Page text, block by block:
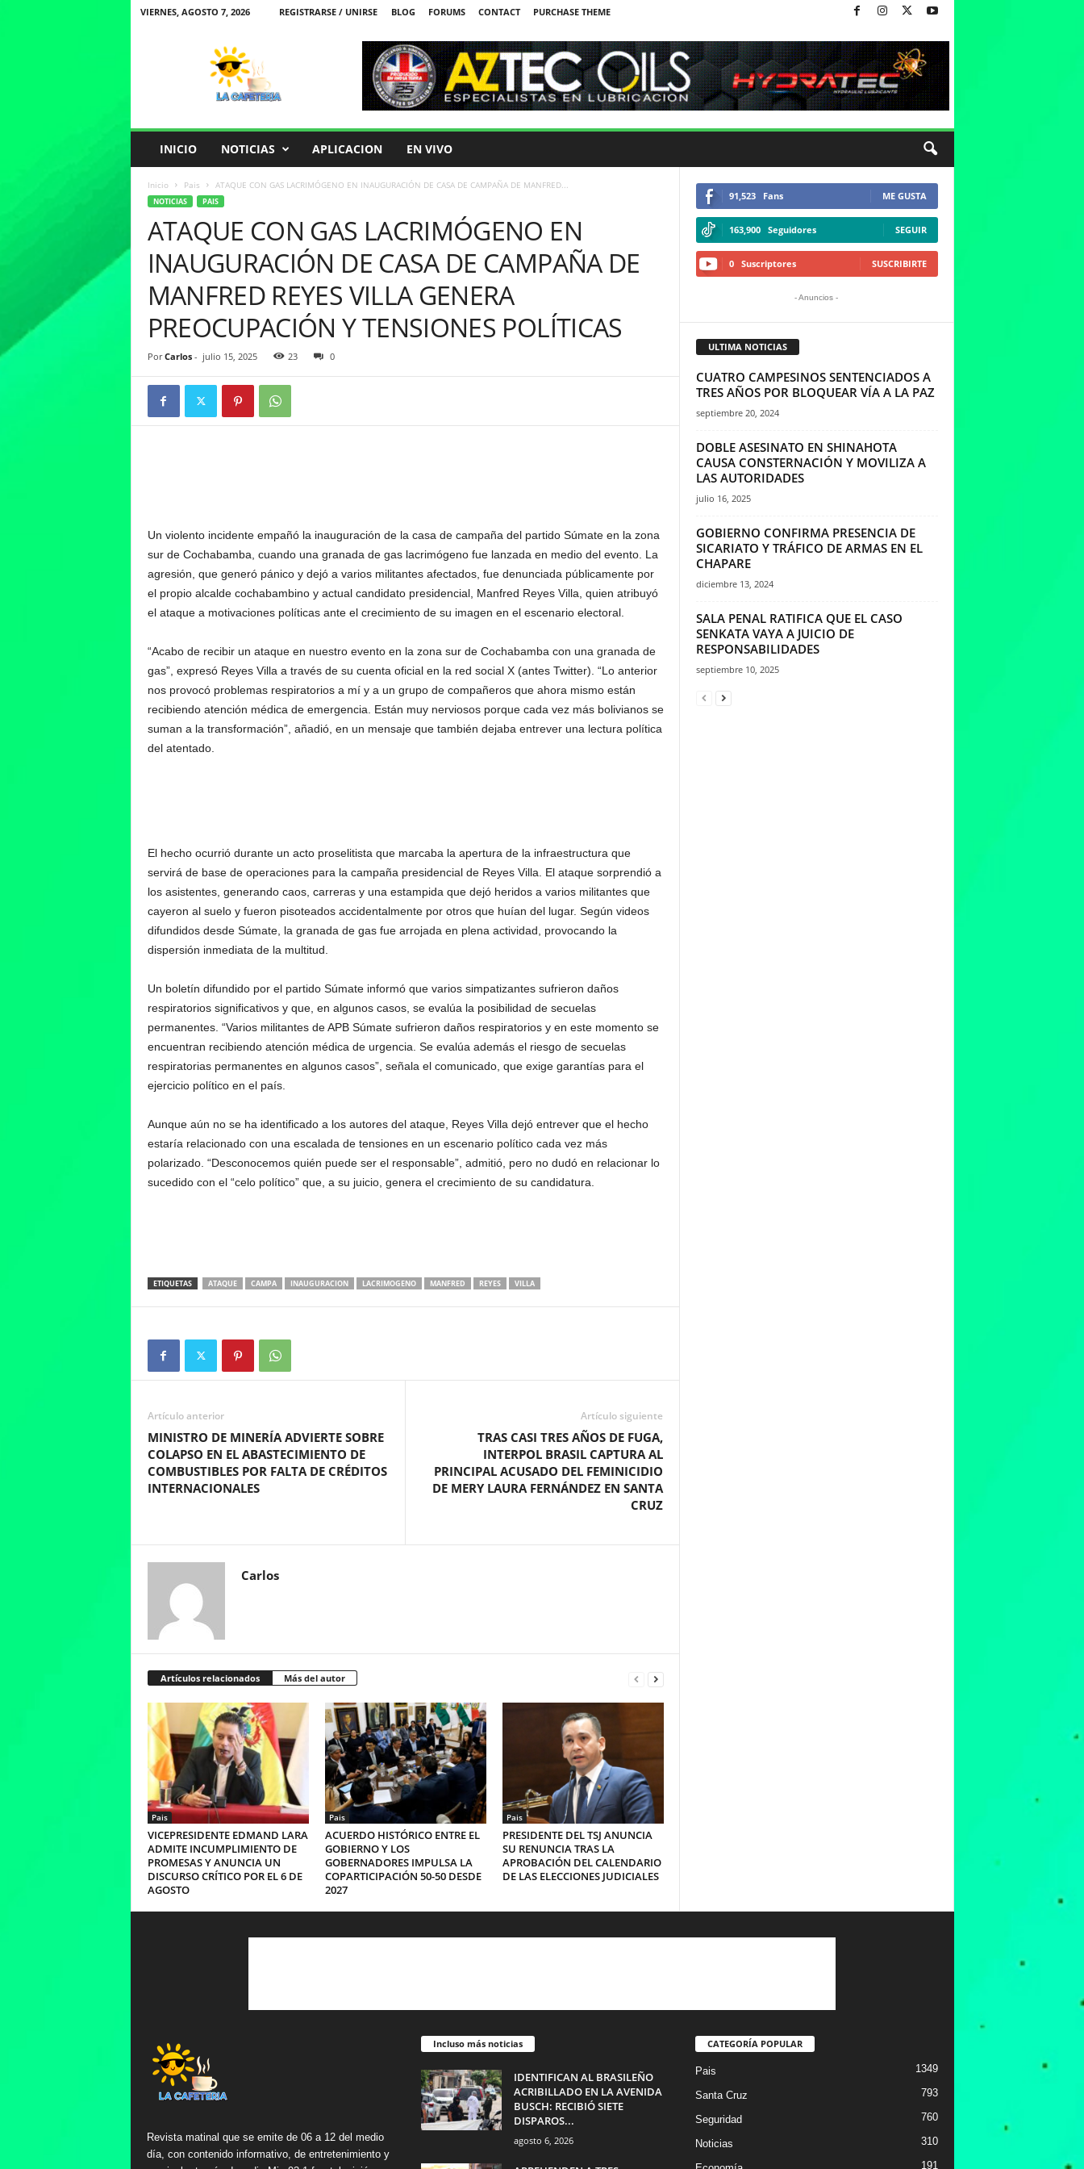
VIERNES, AGOSTO 7, 2026 REGISTRARSE / UNIRSE BLOG FORUMS CONTACT PURCHASE THEME
INICIO NOTICIAS APLICACION EN VIVO
Inicio Pais ATAQUE CON GAS LACRIMÓGENO EN INAUGURACIÓN DE CASA DE CAMPAÑA DE MANFRED...
NOTICIAS PAIS
ATAQUE CON GAS LACRIMÓGENO EN
INAUGURACIÓN DE CASA DE CAMPAÑA DE
MANFRED REYES VILLA GENERA
PREOCUPACIÓN Y TENSIONES POLÍTICAS
Por Carlos- julio 15, 2025 23 0
Un violento incidente empañó la inauguración de la casa de campaña del partido Súmate en la zona
sur de Cochabamba, cuando una granada de gas lacrimógeno fue lanzada en medio del evento. La
agresión, que generó pánico y dejó a varios militantes afectados, fue denunciada públicamente por
el propio alcalde cochabambino y actual candidato presidencial, Manfred Reyes Villa, quien atribuyó
el ataque a motivaciones políticas ante el crecimiento de su imagen en el escenario electoral.
“Acabo de recibir un ataque en nuestro evento en la zona sur de Cochabamba con una granada de
gas”, expresó Reyes Villa a través de su cuenta oficial en la red social X (antes Twitter). “Lo anterior
nos provocó problemas respiratorios a mí y a un grupo de compañeros que ahora mismo están
recibiendo atención médica de emergencia. Están muy nerviosos porque cada vez más bolivianos se
suman a la transformación”, añadió, en un mensaje que también dejaba entrever una lectura política
del atentado.
El hecho ocurrió durante un acto proselitista que marcaba la apertura de la infraestructura que
servirá de base de operaciones para la campaña presidencial de Reyes Villa. El ataque sorprendió a
los asistentes, generando caos, carreras y una estampida que dejó heridos a varios militantes que
cayeron al suelo y fueron pisoteados accidentalmente por otros que huían del lugar. Según videos
difundidos desde Súmate, la granada de gas fue arrojada en plena actividad, provocando la
dispersión inmediata de la multitud.
Un boletín difundido por el partido Súmate informó que varios simpatizantes sufrieron daños
respiratorios significativos y que, en algunos casos, se evalúa la posibilidad de secuelas
permanentes. “Varios militantes de APB Súmate sufrieron daños respiratorios y en este momento se
encuentran recibiendo atención médica de urgencia. Se evalúa además el riesgo de secuelas
respiratorias permanentes en algunos casos”, señala el comunicado, que exige garantías para el
ejercicio político en el país.
Aunque aún no se ha identificado a los autores del ataque, Reyes Villa dejó entrever que el hecho
estaría relacionado con una escalada de tensiones en un escenario político cada vez más
polarizado. “Desconocemos quién puede ser el responsable”, admitió, pero no dudó en relacionar lo
sucedido con el “celo político” que, a su juicio, genera el crecimiento de su candidatura.
ETIQUETAS ATAQUE CAMPA INAUGURACION LACRIMOGENO MANFRED REYES VILLA
Artículo anterior
MINISTRO DE MINERÍA ADVIERTE SOBRE
COLAPSO EN EL ABASTECIMIENTO DE
COMBUSTIBLES POR FALTA DE CRÉDITOS
INTERNACIONALES
Artículo siguiente
TRAS CASI TRES AÑOS DE FUGA,
INTERPOL BRASIL CAPTURA AL
PRINCIPAL ACUSADO DEL FEMINICIDIO
DE MERY LAURA FERNÁNDEZ EN SANTA
CRUZ
Carlos
Artículos relacionados Más del autor
Pais
VICEPRESIDENTE EDMAND LARA
ADMITE INCUMPLIMIENTO DE
PROMESAS Y ANUNCIA UN
DISCURSO CRÍTICO POR EL 6 DE
AGOSTO
Pais
ACUERDO HISTÓRICO ENTRE EL
GOBIERNO Y LOS
GOBERNADORES IMPULSA LA
COPARTICIPACIÓN 50-50 DESDE
2027
Pais
PRESIDENTE DEL TSJ ANUNCIA
SU RENUNCIA TRAS LA
APROBACIÓN DEL CALENDARIO
DE LAS ELECCIONES JUDICIALES
91,523 Fans ME GUSTA
163,900 Seguidores SEGUIR
0 Suscriptores SUSCRIBIRTE
- Anuncios -
ULTIMA NOTICIAS
CUATRO CAMPESINOS SENTENCIADOS A
TRES AÑOS POR BLOQUEAR VÍA A LA PAZ
septiembre 20, 2024
DOBLE ASESINATO EN SHINAHOTA
CAUSA CONSTERNACIÓN Y MOVILIZA A
LAS AUTORIDADES
julio 16, 2025
GOBIERNO CONFIRMA PRESENCIA DE
SICARIATO Y TRÁFICO DE ARMAS EN EL
CHAPARE
diciembre 13, 2024
SALA PENAL RATIFICA QUE EL CASO
SENKATA VAYA A JUICIO DE
RESPONSABILIDADES
septiembre 10, 2025
Revista matinal que se emite de 06 a 12 del medio
día, con contenido informativo, de entretenimiento y
Incluso más noticias
IDENTIFICAN AL BRASILEÑO
ACRIBILLADO EN LA AVENIDA
BUSCH: RECIBIÓ SIETE
DISPAROS...
agosto 6, 2026
CATEGORÍA POPULAR
Pais 1349
Santa Cruz 793
Seguridad 760
Noticias 310
191